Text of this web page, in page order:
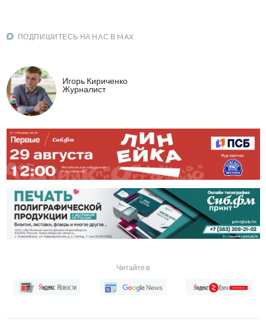
ПОДПИШИТЕСЬ НА НАС В MAX
Игорь Кириченко
Журналист
Читайте в